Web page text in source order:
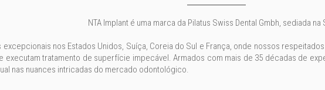
NTA Implant é uma marca da Pilatus Swiss Dental Gmbh, sediada na
nos Estados Unidos, Suíça, Coreia do Sul e França, onde nossos
tratamento de superfície impecável. Armados com mais de 35 décadas de
nas nuances intricadas do mercado odontológico.